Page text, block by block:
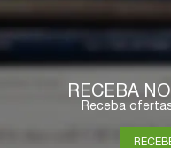
RECEBA
Receba